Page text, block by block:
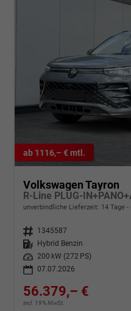
ab 1116,– € mtl.
Volkswagen Tayron
unverbindliche Lieferzeit: 14 Tage
Fahrzeugnr. 1345587
Kraftstoff
Hybrid Benzin
Leistung
200 kW (272 PS)
07.07.2026
56.379,– €
incl. 19% MwSt.